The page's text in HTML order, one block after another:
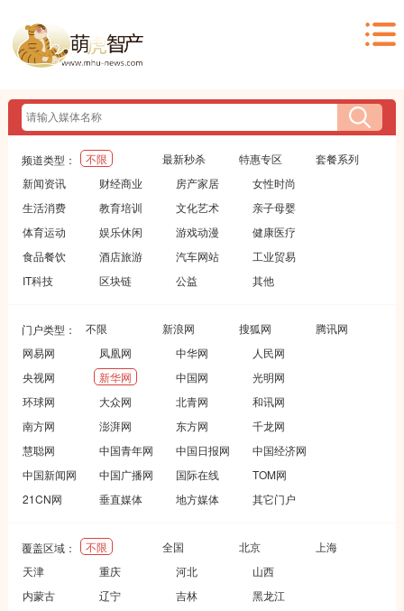
频道类型： 不限 最新秒杀 特惠专区
套餐系列
新闻资讯
财经商业 房产家居
女性时尚
生活消费
教育培训 文化艺术
亲子母婴
体育运动
娱乐休闲 游戏动漫
健康医疗
食品餐饮
酒店旅游 汽车网站
工业贸易
IT科技
区块链 公益 其他
门户类型： 不限 新浪网 搜狐网
腾讯网
网易网
凤凰网 中华网
人民网
央视网
新华网 中国网
光明网
环球网
大众网 北青网
和讯网
南方网
澎湃网 东方网
千龙网
慧聪网
中国青年网 中国日报网
中国经济网
中国新闻网
中国广播网 国际在线
TOM网
21CN网
垂直媒体 地方媒体 其它门户
覆盖区域： 不限 全国 北京
上海
天津
重庆 河北
山西
内蒙古
辽宁 吉林
黑龙江